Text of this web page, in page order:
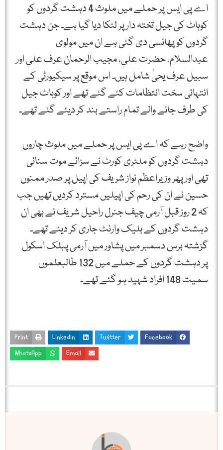
اے پی ایس پر حملے میں ملوث 4 دہشت گردوں کو
کوہاٹ کی جیل تختہ دار پر لٹکا دیا گیا ہے۔ جن دہشت
گردوں کو پھانسی دی گئی ہے ان میں مولوی
عبدالسلام، حضرت علی، مجیب الرحمان عرف علی اور
سبیل عرف یحیٰ شامل ہیں۔ اس موقع پر سیکیورٹی کے
انتہائی سخت انتظامات کئے گئے تھے اور کوہاٹ جیل
کی طرف جانے والے تمام راستے بند کر دیئے گئے تھے۔
واضح رہے کہ اے پی ایس پر حملے میں ملوث چاروں
دہشت گردوں کو ملٹری کورٹ نے سزائے موت سنائی
تھی اور پھر وزیراعظم نواز شریف کی اپیل پر صدر ممنوں
حسین نے ان کی رحم کی اپیلیں مسترد کردیں تھیں جب
کہ 2 روز قبل آرمی چیف جنرل راحیل شریف نے بھی ان
دہشت گردوں کے بلیک وارنٹ جاری کر دیئے تھے۔
گزشتہ برس دسمبر میں پشاور میں آرمی پبلک اسکول
پر دہشت گردوں کے حملے میں 132 طالبعلموں
سمیت 148 افراد شہید ہو گئے تھے۔
Facebook
Twitter
LinkedIn
Print
Email
WhatsApp